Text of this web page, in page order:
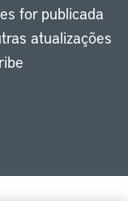
for publicada
atualizações